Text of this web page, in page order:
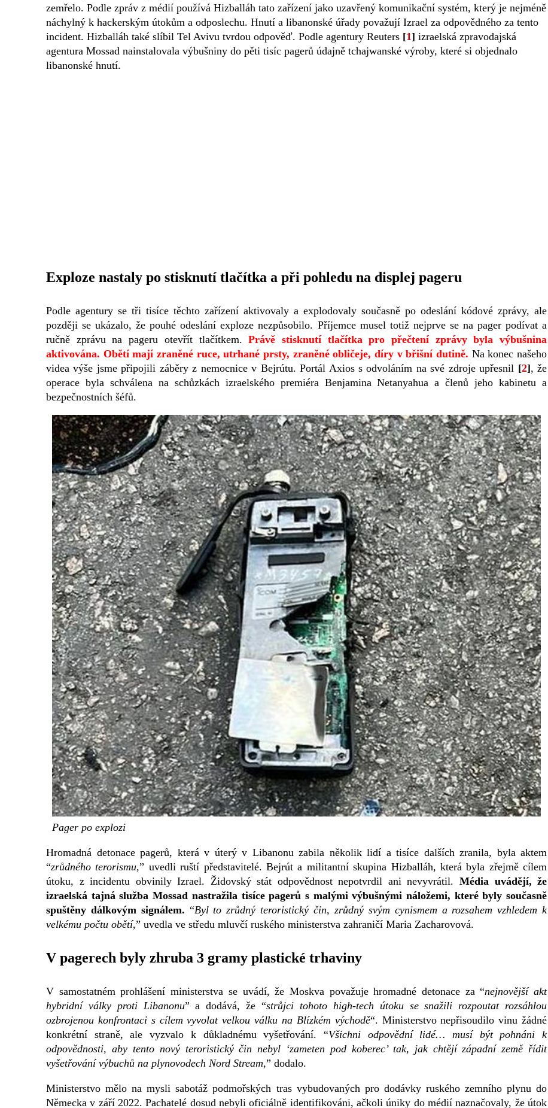
zemřelo. Podle zpráv z médií používá Hizballáh tato zařízení jako uzavřený komunikační systém, který je nejméně
náchylný k hackerským útokům a odposlechu. Hnutí a libanonské úřady považují Izrael za odpovědného za tento
incident. Hizballáh také slíbil Tel Avivu tvrdou odpověď. Podle agentury Reuters [1] izraelská zpravodajská
agentura Mossad nainstalovala výbušniny do pěti tisíc pagerů údajně tchajwanské výroby, které si objednalo
libanonské hnutí.
Exploze nastaly po stisknutí tlačítka a při pohledu na displej pageru
Podle agentury se tři tisíce těchto zařízení aktivovaly a explodovaly současně po odeslání kódové zprávy, ale
později se ukázalo, že pouhé odeslání exploze nezpůsobilo. Příjemce musel totiž nejprve se na pager podívat a
ručně zprávu na pageru otevřít tlačítkem.Právě stisknutí tlačítka pro přečtení zprávy byla výbušnina
aktivována. Obětí mají zraněné ruce, utrhané prsty, zraněné obličeje, díry v břišní dutině. Na konec našeho
videa výše jsme připojili záběry z nemocnice v Bejrútu. Portál Axios s odvoláním na své zdroje upřesnil [2], že
operace byla schválena na schůzkách izraelského premiéra Benjamina Netanyahua a členů jeho kabinetu a
bezpečnostních šéfů.
Pager po explozi
Hromadná detonace pagerů, která v úterý v Libanonu zabila několik lidí a tisíce dalších zranila, byla aktem
“zrůdného terorismu,” uvedli ruští představitelé. Bejrút a militantní skupina Hizballáh, která byla zřejmě cílem
útoku, z incidentu obvinily Izrael. Židovský stát odpovědnost nepotvrdil ani nevyvrátil.Média uvádějí, že
izraelská tajná služba Mossad nastražila tisíce pagerů s malými výbušnými náložemi, které byly současně
spuštěny dálkovým signálem. “Byl to zrůdný teroristický čin, zrůdný svým cynismem a rozsahem vzhledem k
velkému počtu obětí,” uvedla ve středu mluvčí ruského ministerstva zahraničí Maria Zacharovová.
V pagerech byly zhruba 3 gramy plastické trhaviny
V samostatném prohlášení ministerstva se uvádí, že Moskva považuje hromadné detonace za “nejnovější akt
hybridní války proti Libanonu” a dodává, že “strůjci tohoto high-tech útoku se snažili rozpoutat rozsáhlou
ozbrojenou konfrontaci s cílem vyvolat velkou válku na Blízkém východě“. Ministerstvo nepřisoudilo vinu žádné
konkrétní straně, ale vyzvalo k důkladnému vyšetřování. “Všichni odpovědní lidé… musí být pohnáni k
odpovědnosti, aby tento nový teroristický čin nebyl ‘zameten pod koberec’ tak, jak chtějí západní země řídit
vyšetřování výbuchů na plynovodech Nord Stream,” dodalo.
Ministerstvo mělo na mysli sabotáž podmořských tras vybudovaných pro dodávky ruského zemního plynu do
Německa v září 2022. Pachatelé dosud nebyli oficiálně identifikováni, ačkoli úniky do médií naznačovaly, že útok